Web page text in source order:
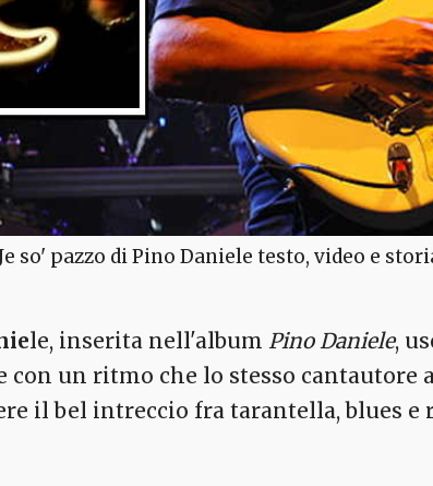
so' pazzo di Pino Daniele testo, video e
le, inserita nell'album Pino Daniele,
con un ritmo che lo stesso cantautore
il bel intreccio fra tarantella, blues e